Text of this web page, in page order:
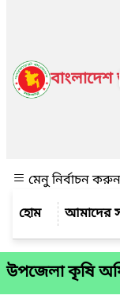
বাংলাদেশ
মেনু নির্বাচন করুন
আমাদের
উপজেলা কৃষি